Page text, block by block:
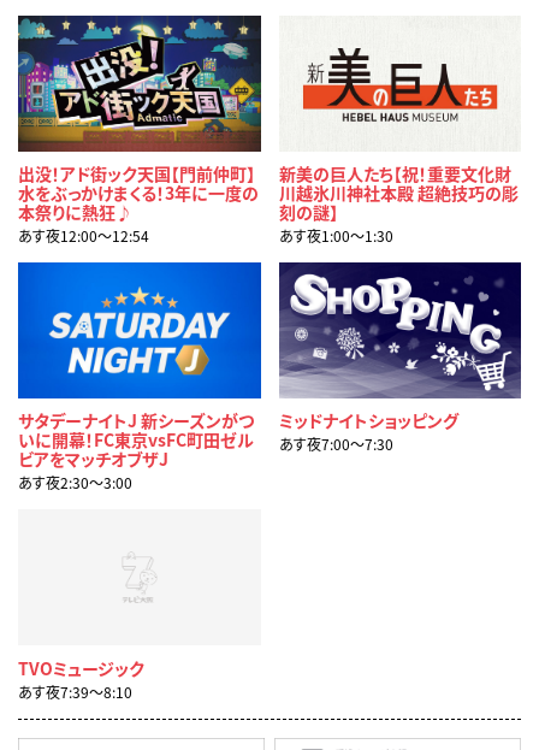
出没！アド街ック天国【門前仲町】
水をぶっかけまくる！3年に一度の
本祭りに熱狂♪
あす夜12:00〜12:54
新美の巨人たち【祝！重要文化財
川越氷川神社本殿 超絶技巧の彫
刻の謎】
あす夜1:00〜1:30
サタデーナイトJ 新シーズンがつ
いに開幕！FC東京vsFC町田ゼル
ビアをマッチオブザJ
あす夜2:30〜3:00
ミッドナイトショッピング
あす夜7:00〜7:30
TVOミュージック
あす夜7:39〜8:10